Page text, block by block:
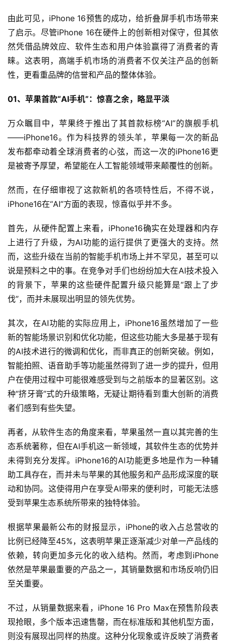
由此可见，iPhone 16预售的成功，给折叠屏手机市场带来
了启示。尽管iPhone 16在硬件上的创新相对保守，但其依
然凭借品牌效应、软件生态和用户体验赢得了消费者的青
睐。这表明，高端手机市场的消费者不仅关注产品的创新
性，更看重品牌的信誉和产品的整体体验。
01、苹果首款“AI手机”：惊喜之余，略显平淡
万众瞩目中，苹果终于推出了其首款标榜“AI”的旗舰手机
——iPhone16。作为科技界的领头羊，苹果每一次的新品
发布都牵动着全球消费者的心弦，而这一次的iPhone16更
是被寄予厚望，希望能在人工智能领域带来颠覆性的创新。
然而，在仔细审视了这款新机的各项特性后，不得不说，
iPhone16在“AI”方面的表现，惊喜似乎并不多。
首先，从硬件配置上来看，iPhone16确实在处理器和内存
上进行了升级，为AI功能的运行提供了更强大的支持。然
而，这些升级在当前的智能手机市场上并不罕见，甚至可以
说是预料之中的事。在竞争对手们也纷纷加大在AI技术投入
的背景下，苹果的这些硬件配置升级只能算是“跟上了步
伐”，而并未展现出明显的领先优势。
其次，在AI功能的实际应用上，iPhone16虽然增加了一些
新的智能场景识别和优化功能，但这些功能大多是基于现有
的AI技术进行的微调和优化，而非真正的创新突破。例如，
智能拍照、语音助手等功能虽然得到了进一步的提升，但用
户在使用过程中可能很难感受到与之前版本的显著区别。这
种“挤牙膏”式的升级策略，无疑让期待看到重大创新的消费
者们感到有些失望。
再者，从软件生态的角度来看，苹果虽然一直以其完善的生
态系统著称，但在AI手机这一新领域，其软件生态的优势并
未得到充分发挥。iPhone16的AI功能更多地是作为一种辅
助工具存在，而并未与苹果的其他服务和产品形成深度的联
动和协同。这使得用户在享受AI带来的便利时，可能无法感
受到苹果生态系统所带来的独特体验。
根据苹果最新公布的财报显示，iPhone的收入占总营收的
比例已经降至45%，这表明苹果正逐渐减少对单一产品线的
依赖，转向更加多元化的收入结构。然而，考虑到iPhone
依然是苹果最重要的产品之一，其销量数据和市场反响仍旧
至关重要。
不过，从销量数据来看，iPhone 16 Pro Max在预售阶段表
现抢眼，多个版本迅速售罄，而在标准版和其他机型方面，
则没有展现出同样的热度。这种分化现象或许反映了消费者